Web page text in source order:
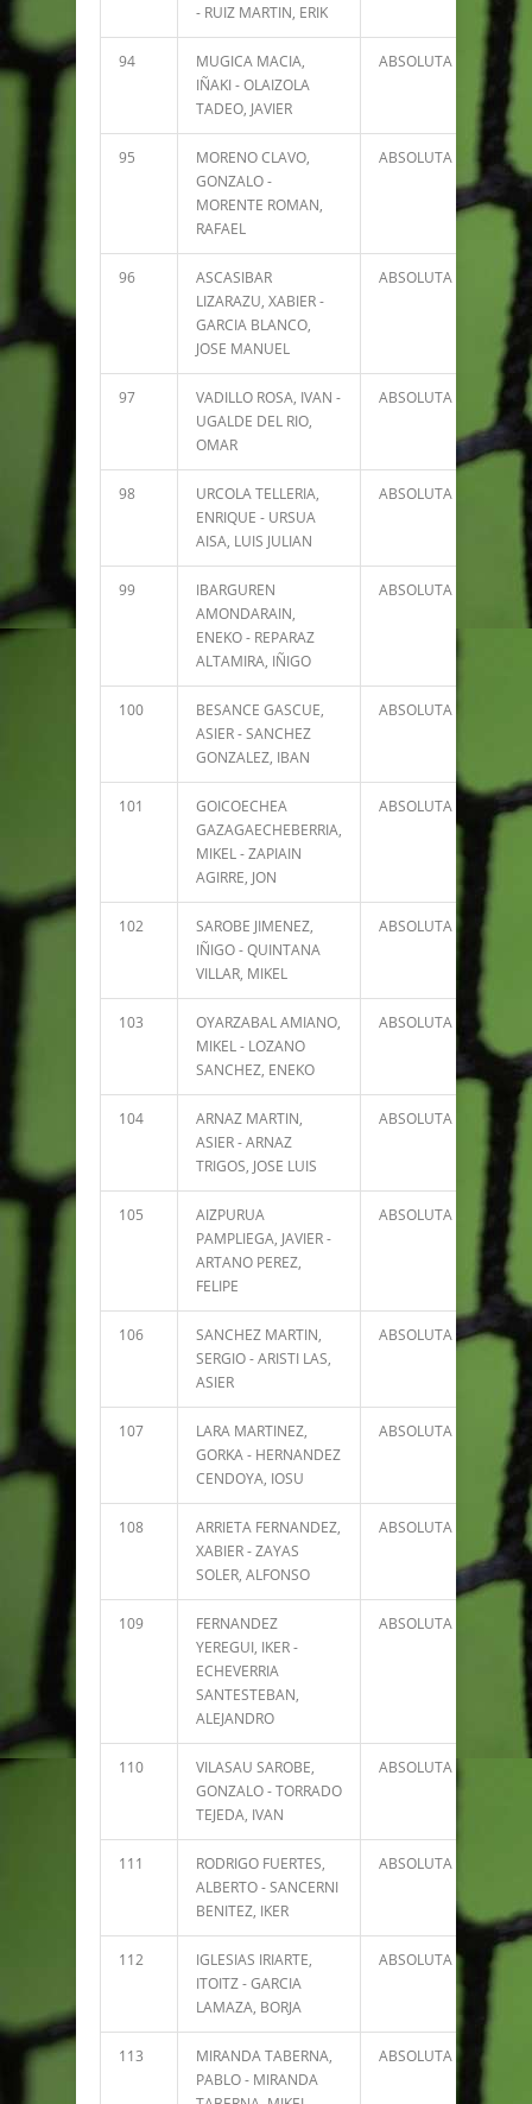
- RUIZ MARTIN, ERIK
94
MUGICA MACIA,
IÑAKI - OLAIZOLA
TADEO, JAVIER
ABSOLUTA
95
MORENO CLAVO,
GONZALO -
MORENTE ROMAN,
RAFAEL
ABSOLUTA 578
96
ASCASIBAR
LIZARAZU, XABIER -
GARCIA BLANCO,
JOSE MANUEL
ABSOLUTA 574
97
VADILLO ROSA, IVAN -
UGALDE DEL RIO,
OMAR
ABSOLUTA 572
98
URCOLA TELLERIA,
ENRIQUE - URSUA
AISA, LUIS JULIAN
ABSOLUTA
99
IBARGUREN
AMONDARAIN,
ENEKO - REPARAZ
ALTAMIRA, IÑIGO
ABSOLUTA
100
BESANCE GASCUE,
ASIER - SANCHEZ
GONZALEZ, IBAN
ABSOLUTA
101
GOICOECHEA
GAZAGAECHEBERRIA,
MIKEL - ZAPIAIN
AGIRRE, JON
ABSOLUTA 208
102
SAROBE JIMENEZ,
IÑIGO - QUINTANA
VILLAR, MIKEL
ABSOLUTA
103
OYARZABAL AMIANO,
MIKEL - LOZANO
SANCHEZ, ENEKO
ABSOLUTA
104
ARNAZ MARTIN,
ASIER - ARNAZ
TRIGOS, JOSE LUIS
ABSOLUTA
105
AIZPURUA
PAMPLIEGA, JAVIER -
ARTANO PEREZ,
FELIPE
ABSOLUTA 18
106
SANCHEZ MARTIN,
SERGIO - ARISTI LAS,
ASIER
ABSOLUTA 16
107
LARA MARTINEZ,
GORKA - HERNANDEZ
CENDOYA, IOSU
ABSOLUTA
108
ARRIETA FERNANDEZ,
XABIER - ZAYAS
SOLER, ALFONSO
ABSOLUTA 8
109
FERNANDEZ
YEREGUI, IKER -
ECHEVERRIA
SANTESTEBAN,
ALEJANDRO
ABSOLUTA
110
VILASAU SAROBE,
GONZALO - TORRADO
TEJEDA, IVAN
ABSOLUTA
111
RODRIGO FUERTES,
ALBERTO - SANCERNI
BENITEZ, IKER
ABSOLUTA
112
IGLESIAS IRIARTE,
ITOITZ - GARCIA
LAMAZA, BORJA
ABSOLUTA 0
113
MIRANDA TABERNA,
PABLO - MIRANDA
ABSOLUTA